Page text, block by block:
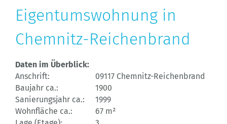
Eigentumswohnung in
Chemnitz-Reichenbrand
Daten im Überblick:
Anschrift:
09117 Chemnitz-Reichenbrand
Baujahr ca.:
1900
Sanierungsjahr ca.:
1999
Wohnfläche ca.:
67 m²